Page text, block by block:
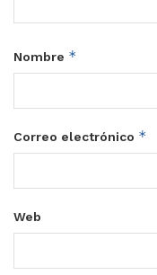
Nombre *
Correo electrónico *
Web